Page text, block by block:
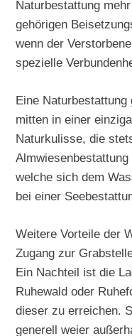
Naturbestattung
gehörigen
wenn der
spezielle
Eine
mitten in einer
Naturkulisse, die
welche sich dem
bei einer
Weitere Vorteile der
Zugang zur
Ein Nachteil ist die
Ruhewald oder
dieser zu erreichen.
generell weier